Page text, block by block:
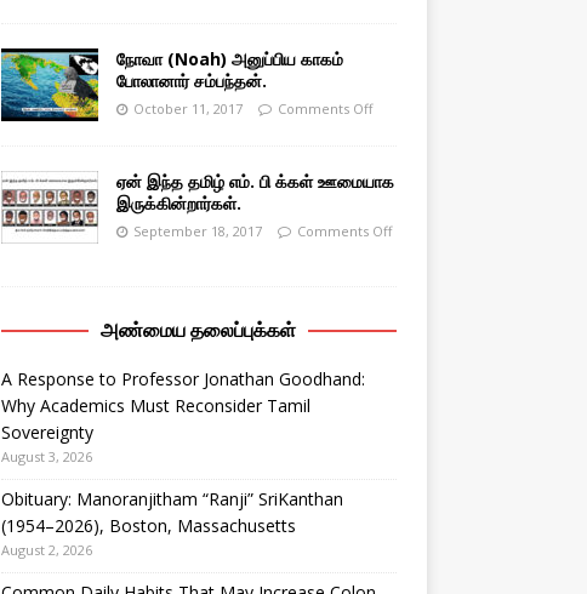
நோவா (Noah) அனுப்பிய காகம்
போலானார் சம்பந்தன்.
October 11, 2017 Comments Off
ஏன் இந்த தமிழ் எம். பி க்கள் ஊமையாக
இருக்கின்றார்கள்.
September 18, 2017 Comments Off
அண்மைய தலைப்புக்கள்
A Response to Professor Jonathan Goodhand:
Why Academics Must Reconsider Tamil
Sovereignty
August 3, 2026
Obituary: Manoranjitham “Ranji” SriKanthan
(1954–2026), Boston, Massachusetts
August 2, 2026